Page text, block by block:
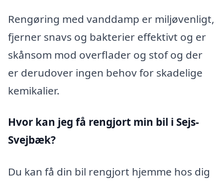
Rengøring med vanddamp er miljøvenligt,
fjerner snavs og bakterier effektivt og er
skånsom mod overflader og stof og der
er derudover ingen behov for skadelige
kemikalier.
Hvor kan jeg få rengjort min bil i Sejs-
Svejbæk?
Du kan få din bil rengjort hjemme hos dig